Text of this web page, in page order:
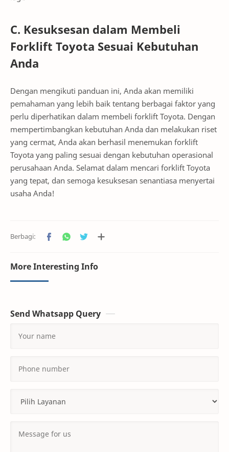
C. Kesuksesan dalam Membeli
Forklift Toyota Sesuai Kebutuhan
Anda
Dengan mengikuti panduan ini, Anda akan memiliki
pemahaman yang lebih baik tentang berbagai faktor yang
perlu diperhatikan dalam membeli forklift Toyota. Dengan
mempertimbangkan kebutuhan Anda dan melakukan riset
yang cermat, Anda akan berhasil menemukan forklift
Toyota yang paling sesuai dengan kebutuhan operasional
perusahaan Anda. Selamat dalam mencari forklift Toyota
yang tepat, dan semoga kesuksesan senantiasa menyertai
usaha Anda!
More Interesting Info
Send Whatsapp Query